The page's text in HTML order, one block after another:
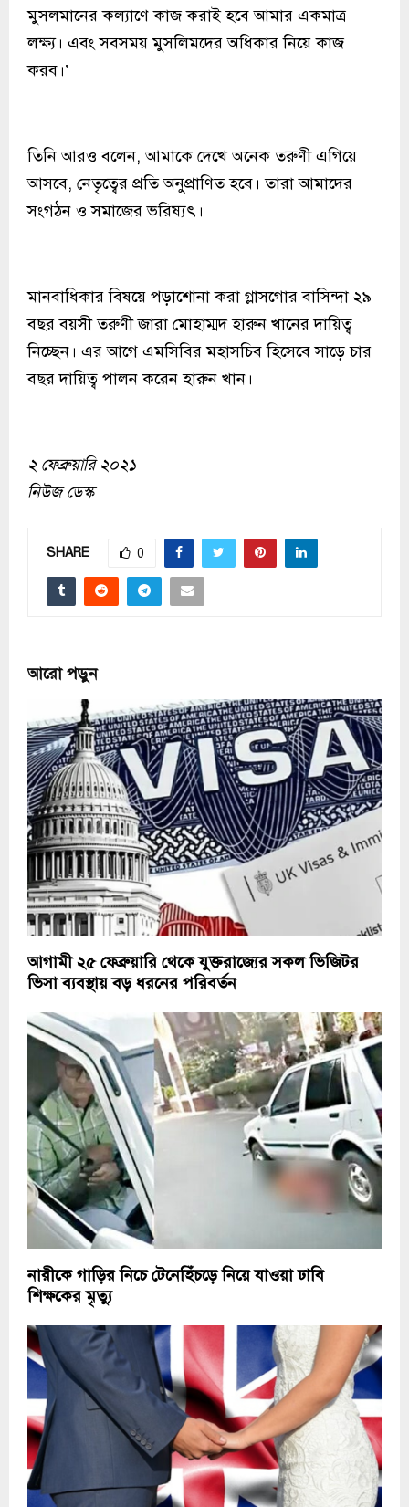
মুসলমানের কল্যাণে কাজ করাই হবে আমার একমাত্র
লক্ষ্য। এবং সবসময় মুসলিমদের অধিকার নিয়ে কাজ
করব।’
তিনি আরও বলেন, আমাকে দেখে অনেক তরুণী এগিয়ে
আসবে, নেতৃত্বের প্রতি অনুপ্রাণিত হবে। তারা আমাদের
সংগঠন ও সমাজের ভরিষ্যৎ।
মানবাধিকার বিষয়ে পড়াশোনা করা গ্লাসগোর বাসিন্দা ২৯
বছর বয়সী তরুণী জারা মোহাম্মদ হারুন খানের দায়িত্ব
নিচ্ছেন। এর আগে এমসিবির মহাসচিব হিসেবে সাড়ে চার
বছর দায়িত্ব পালন করেন হারুন খান।
২ ফেব্রুয়ারি ২০২১
নিউজ ডেস্ক
SHARE 0
আরো পড়ুন
আগামী ২৫ ফেব্রুয়ারি থেকে যুক্তরাজ্যের সকল ভিজিটর
ভিসা ব্যবস্থায় বড় ধরনের পরিবর্তন
নারীকে গাড়ির নিচে টেনেহিঁচড়ে নিয়ে যাওয়া ঢাবি
শিক্ষকের মৃত্যু